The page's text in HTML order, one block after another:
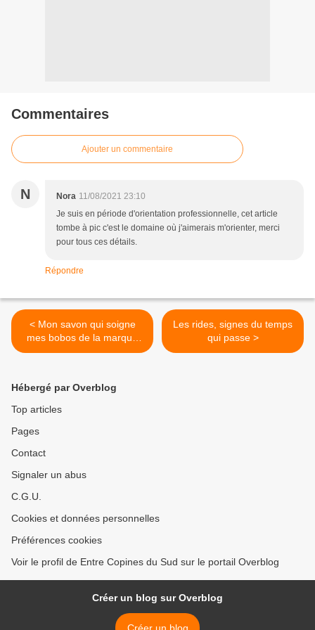
Commentaires
Ajouter un commentaire
N Nora 11/08/2021 23:10
Je suis en période d'orientation professionnelle, cet article
tombe à pic c'est le domaine où j'aimerais m'orienter, merci
pour tous ces détails.
Répondre
< Mon savon qui soigne
mes bobos de la marque
Viser La lune
Les rides, signes du temps
qui passe >
Hébergé par Overblog
Top articles
Pages
Contact
Signaler un abus
C.G.U.
Cookies et données personnelles
Préférences cookies
Voir le profil de Entre Copines du Sud sur le portail Overblog
Créer un blog sur Overblog